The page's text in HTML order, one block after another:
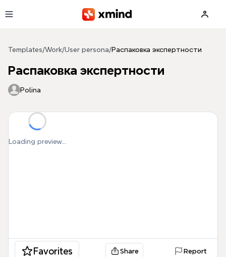
Templates/Work/User persona/Распаковка экспертности
Распаковка экспертности
Polina
Loading preview...
Favorites Share Report